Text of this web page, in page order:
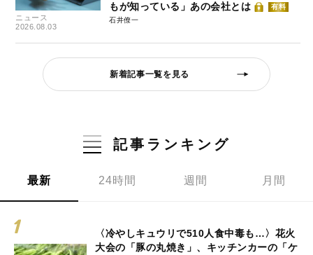
ニュース
2026.08.03
もが知っている」あの会社とは
有料
石井僚一
新着記事一覧を見る
記事ランキング
最新 24時間 週間 月間
〈冷やしキュウリで510人食中毒も…〉花火
大会の「豚の丸焼き」、キッチンカーの「ケ